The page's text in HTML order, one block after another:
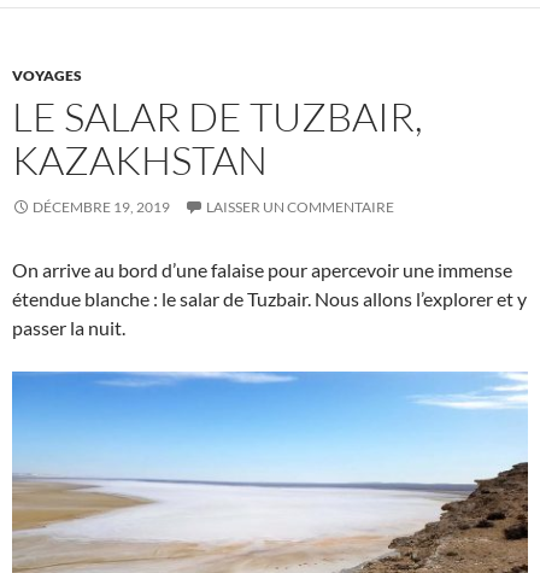
VOYAGES
LE SALAR DE TUZBAIR,
KAZAKHSTAN
DÉCEMBRE 19, 2019 LAISSER UN COMMENTAIRE
On arrive au bord d’une falaise pour apercevoir une immense
étendue blanche : le salar de Tuzbair. Nous allons l’explorer et y
passer la nuit.